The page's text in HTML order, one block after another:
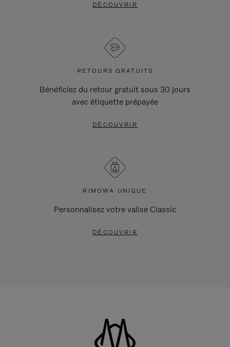
DÉCOUVRIR
RETOURS GRATUITS
Bénéficiez du retour gratuit sous 30 jours
avec étiquette prépayée
DÉCOUVRIR
RIMOWA UNIQUE
Personnalisez votre valise Classic
DÉCOUVRIR